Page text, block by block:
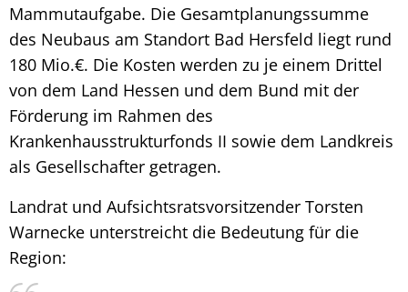
Mammutaufgabe. Die Gesamtplanungssumme
des Neubaus am Standort Bad Hersfeld liegt rund
180 Mio.€. Die Kosten werden zu je einem Drittel
von dem Land Hessen und dem Bund mit der
Förderung im Rahmen des
Krankenhausstrukturfonds II sowie dem Landkreis
als Gesellschafter getragen.
Landrat und Aufsichtsratsvorsitzender Torsten
Warnecke unterstreicht die Bedeutung für die
Region: